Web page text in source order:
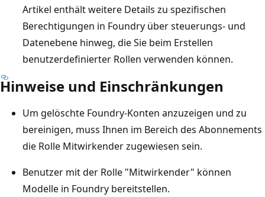
Artikel enthält weitere Details zu spezifischen
Berechtigungen in Foundry über steuerungs- und
Datenebene hinweg, die Sie beim Erstellen
benutzerdefinierter Rollen verwenden können.
Hinweise und Einschränkungen
Um gelöschte Foundry-Konten anzuzeigen und zu
bereinigen, muss Ihnen im Bereich des Abonnements
die Rolle Mitwirkender zugewiesen sein.
Benutzer mit der Rolle "Mitwirkender" können
Modelle in Foundry bereitstellen.